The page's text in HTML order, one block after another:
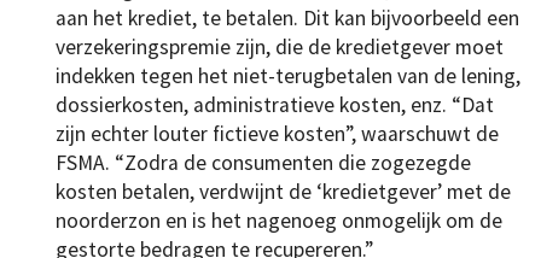
aan het krediet, te betalen. Dit kan bijvoorbeeld een
verzekeringspremie zijn, die de kredietgever moet
indekken tegen het niet-terugbetalen van de lening,
dossierkosten, administratieve kosten, enz. “Dat
zijn echter louter fictieve kosten”, waarschuwt de
FSMA. “Zodra de consumenten die zogezegde
kosten betalen, verdwijnt de ‘kredietgever’ met de
noorderzon en is het nagenoeg onmogelijk om de
gestorte bedragen te recupereren.”